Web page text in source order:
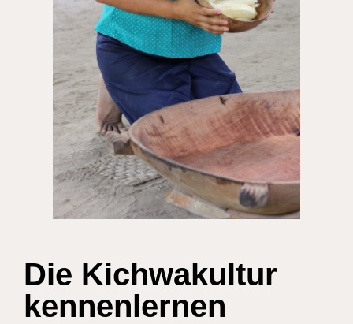
Die Kichwakultur
kennenlernen